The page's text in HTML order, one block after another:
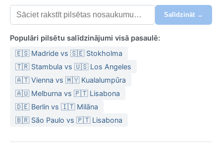
saulaināki. Ko ņemt līdzi? Vasarā viegli, elpojoši
audumi un lietussargs, ziemā siltas drēbes un
(oktobris) vai vēls pavasaris (maijs), kad temperatūra
ir patīkama un nokrišņi mazāk intensīvi. Ziemā pilsētu
skar spēcīgas sniega vētras, ko ietekmē Sibīrijas
aukstā gaisa masa, saskaroties ar siltāku Japānas jūru
– tas rada iespaidīgu sniega segu un reizēm ierobežo
pārvietošanos. Smaržo pēc rīsa un jūras.
Salīdzināt →
Populāri pilsētu salīdzinājumi visā pasaulē:
🇪🇸 Madride vs 🇸🇪 Stokholma
🇹🇷 Stambula vs 🇺🇸 Los Angeles
🇦🇹 Vienna vs 🇲🇾 Kualalumpūra
🇦🇺 Melburna vs 🇵🇹 Lisabona
🇩🇪 Berlin vs 🇮🇹 Milāna
🇧🇷 São Paulo vs 🇵🇹 Lisabona